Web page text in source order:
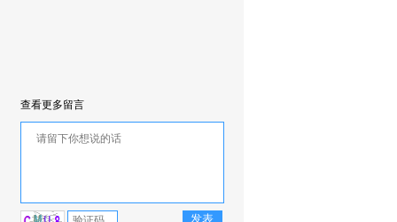
查看更多留言